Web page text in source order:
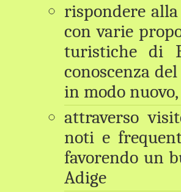
rispondere
con varie
turistiche di
conoscenza
in modo
attraverso
noti e
favorendo un
Adige